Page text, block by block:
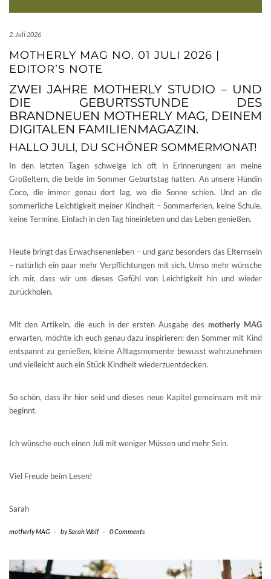
2. Juli 2026
MOTHERLY MAG NO. 01 JULI 2026 |
EDITOR’S NOTE
ZWEI JAHRE MOTHERLY STUDIO – UND
DIE GEBURTSSTUNDE DES
BRANDNEUEN MOTHERLY MAG, DEINEM
DIGITALEN FAMILIENMAGAZIN.
HALLO JULI, DU SCHÖNER SOMMERMONAT!
In den letzten Tagen schwelge ich oft in Erinnerungen: an meine
Großeltern, die beide im Sommer Geburtstag hatten. An unsere Hündin
Coco, die immer genau dort lag, wo die Sonne schien. Und an die
sommerliche Leichtigkeit meiner Kindheit – Sommerferien, keine Schule,
keine Termine. Einfach in den Tag hineinleben und das Leben genießen.
Heute bringt das Erwachsenenleben – und ganz besonders das Elternsein
– natürlich ein paar mehr Verpflichtungen mit sich. Umso mehr wünsche
ich mir, dass wir uns dieses Gefühl von Leichtigkeit hin und wieder
zurückholen.
Mit den Artikeln, die euch in der ersten Ausgabe desmotherly MAG
erwarten, möchte ich euch genau dazu inspirieren: den Sommer mit Kind
entspannt zu genießen, kleine Alltagsmomente bewusst wahrzunehmen
und vielleicht auch ein Stück Kindheit wiederzuentdecken.
So schön, dass ihr hier seid und dieses neue Kapitel gemeinsam mit mir
beginnt.
Ich wünsche euch einen Juli mit weniger Müssen und mehr Sein.
Viel Freude beim Lesen!
Sarah
motherly MAG - bySarah Wolf - 0 Comments